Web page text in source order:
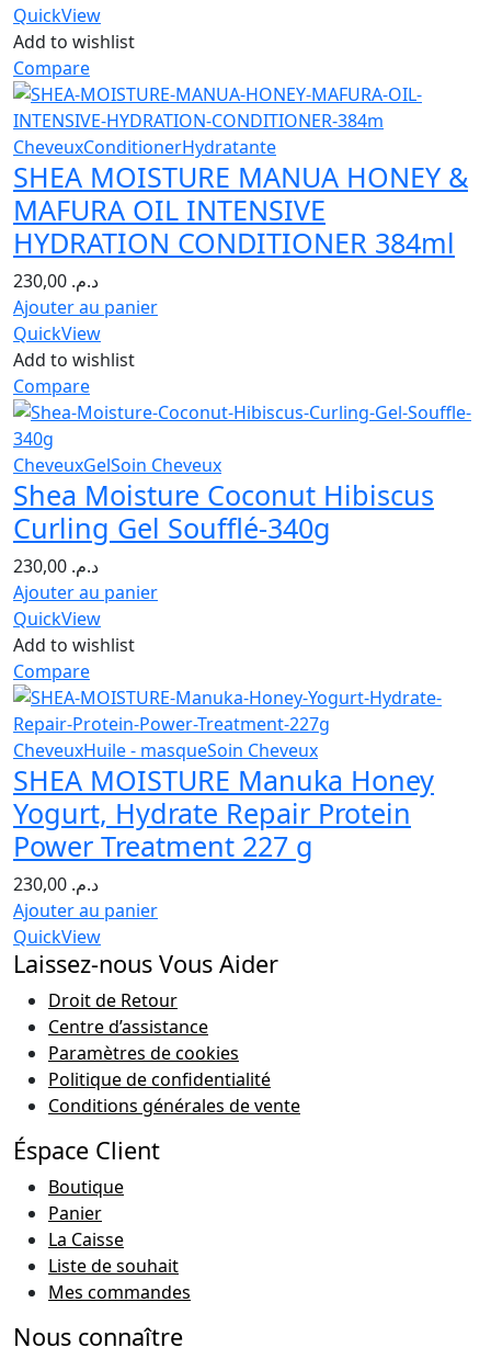
QuickView
Add to wishlist
Compare
CheveuxConditionerHydratante
SHEA MOISTURE MANUA HONEY &
MAFURA OIL INTENSIVE
HYDRATION CONDITIONER 384ml
د.م.
Ajouter au panier
QuickView
Add to wishlist
Compare
CheveuxGelSoin Cheveux
Shea Moisture Coconut Hibiscus
Curling Gel Soufflé-340g
د.م.
Ajouter au panier
QuickView
Add to wishlist
Compare
CheveuxHuile - masqueSoin Cheveux
SHEA MOISTURE Manuka Honey
Yogurt, Hydrate Repair Protein
Power Treatment 227 g
د.م.
Ajouter au panier
QuickView
Laissez-nous Vous Aider
Droit de Retour
Centre d’assistance
Paramètres de cookies
Politique de confidentialité
Conditions générales de vente
Éspace Client
Boutique
Panier
La Caisse
Liste de souhait
Mes commandes
Nous connaître